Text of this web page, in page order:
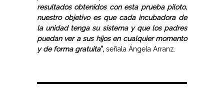
resultados obtenidos con esta prueba piloto,
nuestro objetivo es que cada incubadora de
la unidad tenga su sistema y que los padres
puedan ver a sus hijos en cualquier momento
y de forma gratuita”, señala Ángela Arranz.